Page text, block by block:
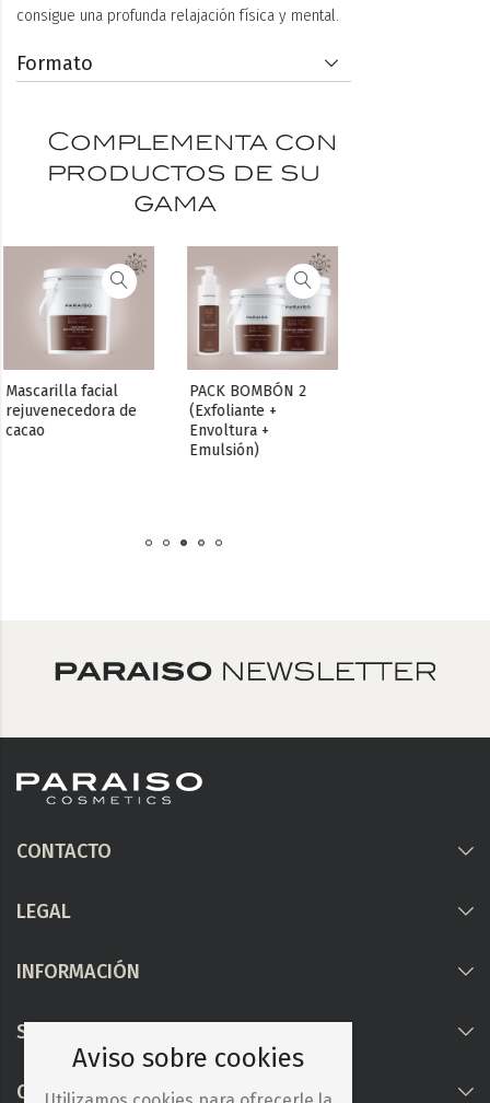
consigue una profunda relajación física y mental.
Formato
Complementa con
productos de su
gama
facial
de
PACK BOMBÓN 2
(Exfoliante +
Envoltura +
CONTACTO
LEGAL
INFORMACIÓN
Síguenos
COLABORAMOS CON
Aviso sobre cookies